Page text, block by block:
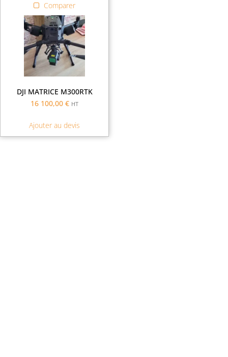
Comparer
DJI MATRICE M300RTK
16 100,00 € HT
Ajouter au devis